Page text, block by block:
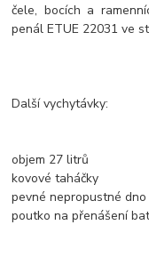
čele, bocích a
penál ETUE 22031 ve
Další vychytávky:
objem 27 litrů
kovové taháčky
pevné nepropustné dno
poutko na přenášení